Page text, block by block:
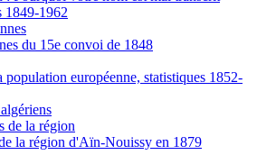
1849-1962
du 15e convoi de 1848
européenne, statistiques 1852-
de la région
la région d'Aïn-Nouissy en 1879